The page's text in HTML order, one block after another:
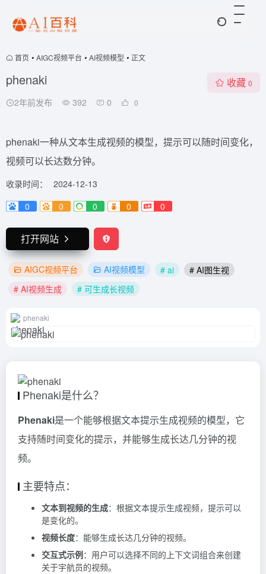
首页 • AIGC视频平台 • AI视频模型 • 正文
phenaki
2年前发布 392 0 0
收藏 0
phenaki一种从文本生成视频的模型，提示可以随时间变化，
视频可以长达数分钟。
收录时间：
2024-12-13
0
0 0 0 0
打开网站
AIGC视频平台 AI视频模型 # ai
# AI图生视
# AI视频生成
# 可生成长视频
phenaki
Phenaki是什么？
Phenaki是一个能够根据文本提示生成视频的模型，它
支持随时间变化的提示，并能够生成长达几分钟的视
频。
主要特点：
文本到视频的生成：根据文本提示生成视频，提示可以
是变化的。
视频长度：能够生成长达几分钟的视频。
交互式示例：用户可以选择不同的上下文词组合来创建
关于宇航员的视频。